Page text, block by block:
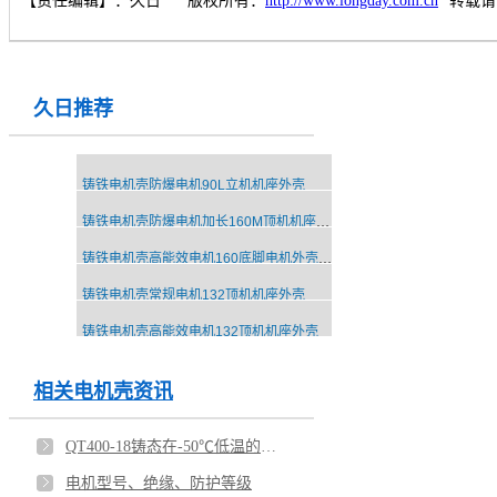
久日推荐
铸铁电机壳防爆电机90L立机机座外壳
铸铁电机壳常规电机132顶机机座外壳
铸铁电机壳高能效电机132顶机机座外壳
相关电机壳资讯
电机型号、绝缘、防护等级